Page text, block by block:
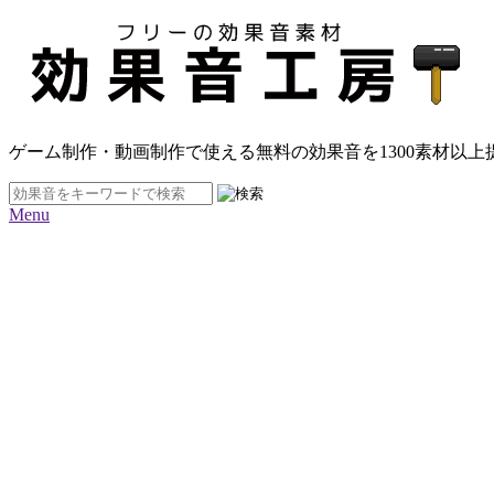
ゲーム制作・動画制作で使える無料の効果音を1300素材以上
Menu